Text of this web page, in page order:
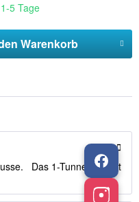
5 Tage
Warenkorb
Das 1-Tunnel-Vorzelt